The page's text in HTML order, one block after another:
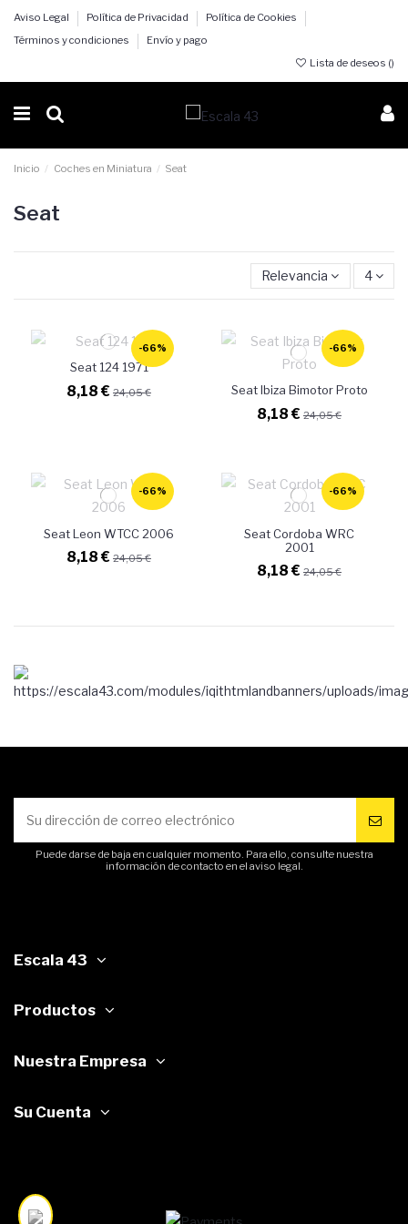
Aviso Legal Política de Privacidad
Política de Cookies
Términos y condiciones
Envío y pago
Lista de deseos ()
Inicio Coches en Miniatura Seat
Seat
Relevancia 4
-66%
Seat 124 1971
8,18 € 24,05 €
-66%
Seat Ibiza Bimotor Proto
8,18 € 24,05 €
-66%
Seat Leon WTCC 2006
8,18 € 24,05 €
-66%
Seat Cordoba WRC
2001
8,18 € 24,05 €
Puede darse de baja en cualquier momento. Para ello, consulte nuestra
información de contacto en el aviso legal.
Escala 43
Productos
Nuestra Empresa
Su Cuenta